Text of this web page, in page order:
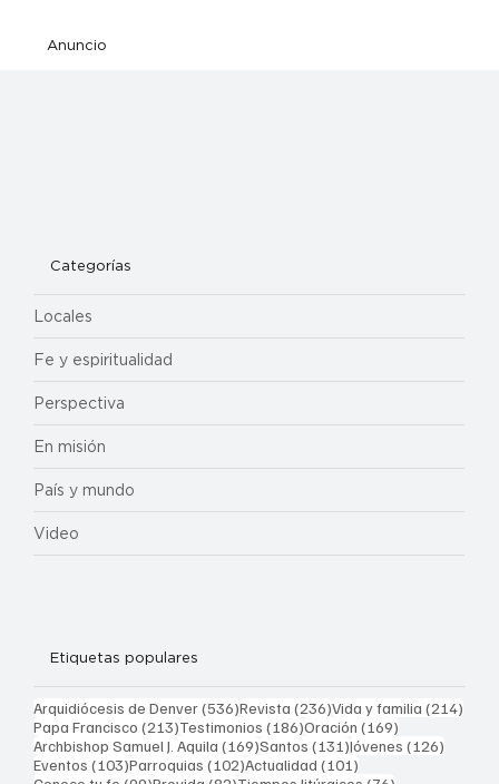
Anuncio
Categorías
Locales
Fe y espiritualidad
Perspectiva
En misión
País y mundo
Video
Etiquetas populares
Arquidiócesis de Denver(536)536 entradas
Revista (236)236 entradas
Vida y familia (214)
Papa Francisco (213)213 entradas
Testimonios (186)186 entradas
Oración (169)
Archbishop Samuel J. Aquila (169)169 entradas
Santos (131)131 entradas
Jóvenes (126)
Eventos (103)103 entradas
Parroquias (102)102 entradas
Actualidad (101)